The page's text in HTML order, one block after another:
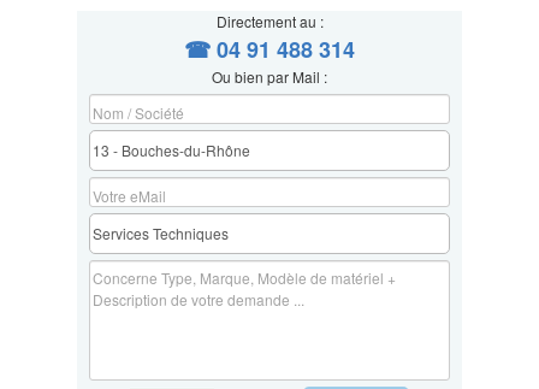
Directement au :
☎ 04 91 488 314
Ou bien par Mail :